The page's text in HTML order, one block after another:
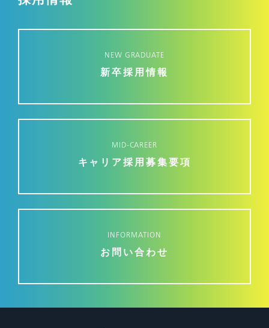
NEW GRADUATE
新卒採用情報
MID-CAREER
キャリア採用募集要項
INFORMATION
お問い合わせ